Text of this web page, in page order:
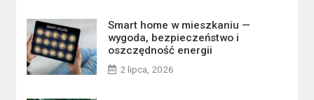
Smart home w mieszkaniu —
wygoda, bezpieczeństwo i
oszczędność energii
2 lipca, 2026